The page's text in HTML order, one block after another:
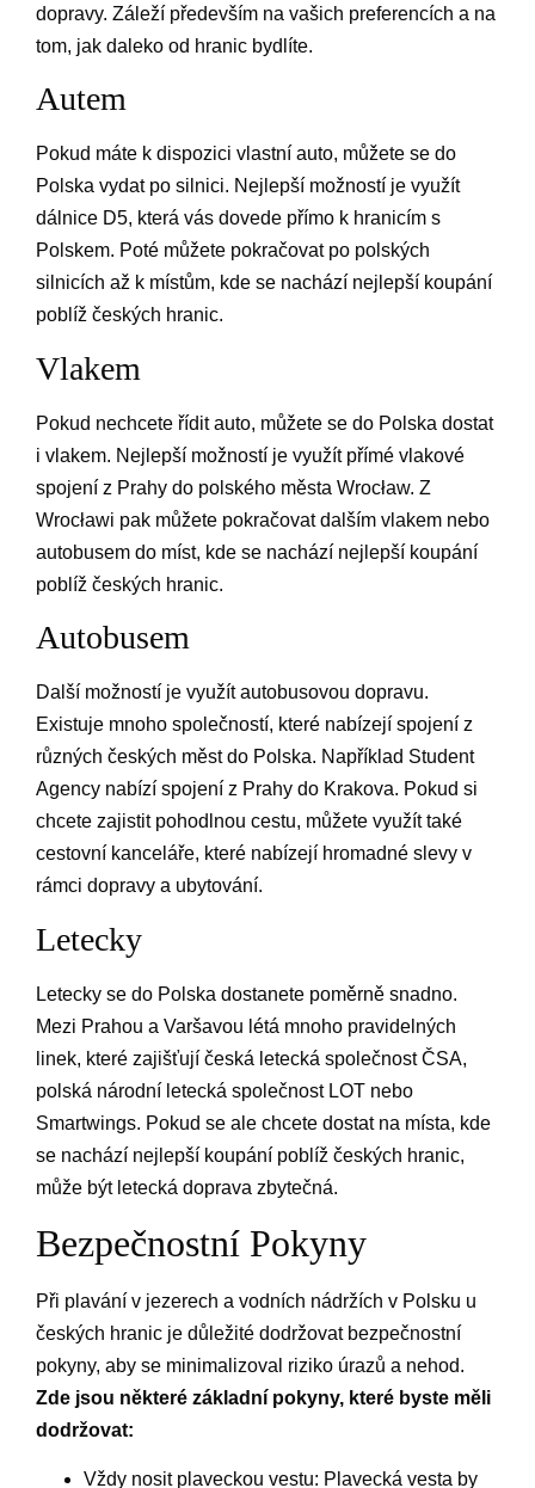
dopravy. Záleží především na vašich preferencích a na
tom, jak daleko od hranic bydlíte.
Autem
Pokud máte k dispozici vlastní auto, můžete se do
Polska vydat po silnici. Nejlepší možností je využít
dálnice D5, která vás dovede přímo k hranicím s
Polskem. Poté můžete pokračovat po polských
silnicích až k místům, kde se nachází nejlepší koupání
poblíž českých hranic.
Vlakem
Pokud nechcete řídit auto, můžete se do Polska dostat
i vlakem. Nejlepší možností je využít přímé vlakové
spojení z Prahy do polského města Wrocław. Z
Wrocławi pak můžete pokračovat dalším vlakem nebo
autobusem do míst, kde se nachází nejlepší koupání
poblíž českých hranic.
Autobusem
Další možností je využít autobusovou dopravu.
Existuje mnoho společností, které nabízejí spojení z
různých českých měst do Polska. Například Student
Agency nabízí spojení z Prahy do Krakova. Pokud si
chcete zajistit pohodlnou cestu, můžete využít také
cestovní kanceláře, které nabízejí hromadné slevy v
rámci dopravy a ubytování.
Letecky
Letecky se do Polska dostanete poměrně snadno.
Mezi Prahou a Varšavou létá mnoho pravidelných
linek, které zajišťují česká letecká společnost ČSA,
polská národní letecká společnost LOT nebo
Smartwings. Pokud se ale chcete dostat na místa, kde
se nachází nejlepší koupání poblíž českých hranic,
může být letecká doprava zbytečná.
Bezpečnostní Pokyny
Při plavání v jezerech a vodních nádržích v Polsku u
českých hranic je důležité dodržovat bezpečnostní
pokyny, aby se minimalizoval riziko úrazů a nehod.
Zde jsou některé základní pokyny, které byste měli
dodržovat:
Vždy nosit plaveckou vestu: Plavecká vesta by